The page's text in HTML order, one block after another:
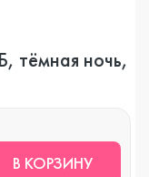
В КОРЗИНУ